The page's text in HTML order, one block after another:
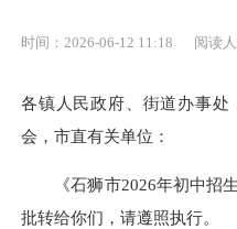
时间：2026-06-12 11:18 阅读人
各镇人民政府、街道办事
会，市直有关单位：
《石狮市2026年初中招生
批转给你们，请遵照执行。